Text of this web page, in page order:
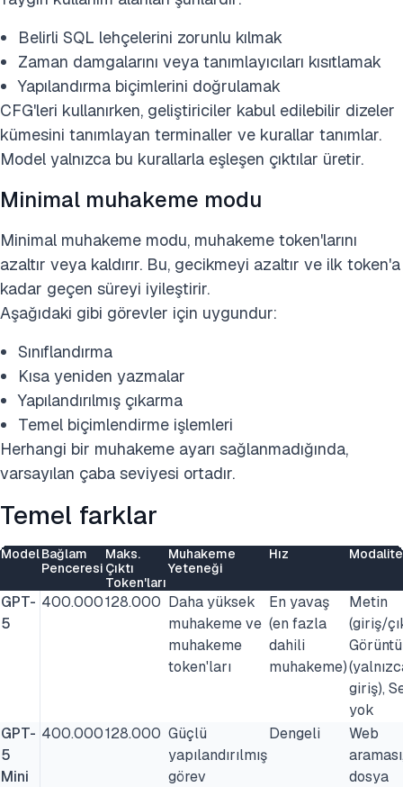
Belirli SQL lehçelerini zorunlu kılmak
Zaman damgalarını veya tanımlayıcıları kısıtlamak
Yapılandırma biçimlerini doğrulamak
CFG'leri kullanırken, geliştiriciler kabul edilebilir dizeler
kümesini tanımlayan terminaller ve kurallar tanımlar.
Model yalnızca bu kurallarla eşleşen çıktılar üretir.
Minimal muhakeme modu
Minimal muhakeme modu, muhakeme token'larını
azaltır veya kaldırır. Bu, gecikmeyi azaltır ve ilk token'a
kadar geçen süreyi iyileştirir.
Aşağıdaki gibi görevler için uygundur:
Sınıflandırma
Kısa yeniden yazmalar
Yapılandırılmış çıkarma
Temel biçimlendirme işlemleri
Herhangi bir muhakeme ayarı sağlanmadığında,
varsayılan çaba seviyesi ortadır.
Temel farklar
ModelBağlam
Penceresi
Maks.
Çıktı
Token'ları
Muhakeme
Yeteneği
Hız
GPT-
5
400.000128.000 Daha yüksek
muhakeme ve
muhakeme
token'ları
En yavaş
(en fazla
dahili
muhakeme)
Metin
(giriş/
Görüntü
giriş),
yok
GPT-
5
Mini
400.000128.000 Güçlü
yapılandırılmış
görev
Dengeli
Web
dosya